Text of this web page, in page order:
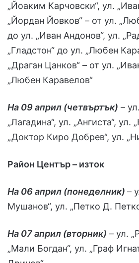
„Йоаким Карчовски“, ул.
„Йордан Йовков“ – от ул.
до ул. „Иван Андонов“, ул.
„Гладстон“ до ул. „Любен
„Драган Цанков“ – от ул.
„Любен Каравелов“
На 09 април (четвъртък) –
„Лагадина“, ул. „Ангиста“, ул.
„Доктор Киро Добрев“, ул.
Район Център – изток
На 06 април (понеделник) –
Мушанов“, ул. „Петко Д.
На 07 април (вторник) – ул.
„Мали Богдан“, ул. „Граф